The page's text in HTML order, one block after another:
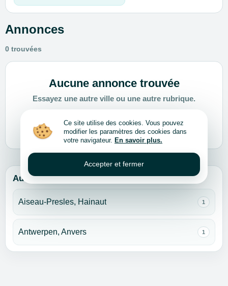
Annonces
0 trouvées
Aucune annonce trouvée
Essayez une autre ville ou une autre rubrique.
Choisir une autre ville ou rubrique
Autres villes pour cette rubrique
Aiseau-Presles, Hainaut 1
Antwerpen, Anvers 1
Ce site utilise des cookies. Vous pouvez
modifier les paramètres des cookies dans
votre navigateur. En savoir plus.
Accepter et fermer